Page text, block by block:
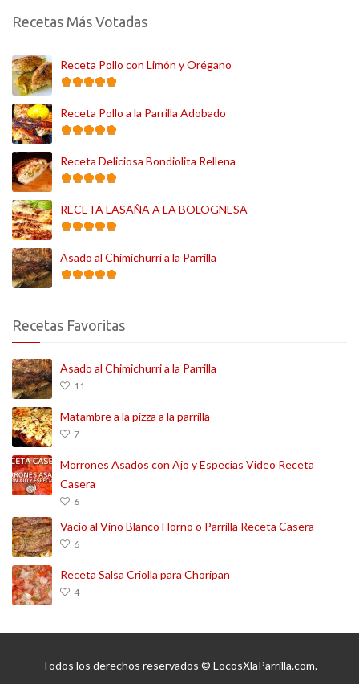
Recetas Más Votadas
Receta Pollo con Limón y Orégano
Receta Pollo a la Parrilla Adobado
Receta Deliciosa Bondiolita Rellena
RECETA LASAÑA A LA BOLOGNESA
Asado al Chimichurri a la Parrilla
Recetas Favoritas
Asado al Chimichurri a la Parrilla
11
Matambre a la pizza a la parrilla
7
Morrones Asados con Ajo y Especias Video Receta
Casera
6
Vacío al Vino Blanco Horno o Parrilla Receta Casera
6
Receta Salsa Criolla para Choripan
4
Todos los derechos reservados © LocosXlaParrilla.com.